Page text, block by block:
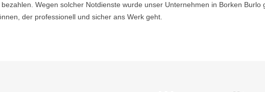
Wegen solcher Notdienste wurde unser Unternehmen in Borken
der professionell und sicher ans Werk geht.